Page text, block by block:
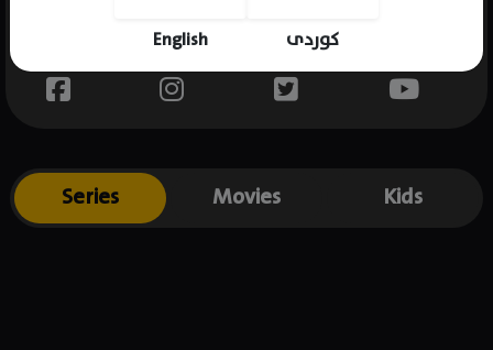
English کوردی
Place of birth : Turkey
Series Movies Kids